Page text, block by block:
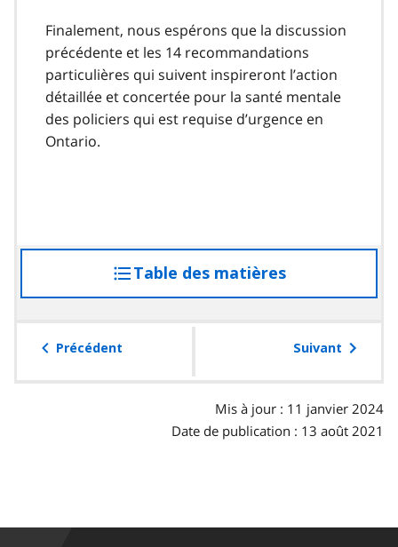
Finalement, nous espérons que la discussion
précédente et les 14 recommandations
particulières qui suivent inspireront l’action
détaillée et concertée pour la santé mentale
des policiers qui est requise d’urgence en
Ontario.
Table des matières
à
table
Précédent Suivant
Mis à jour : 11 janvier 2024
Date de publication : 13 août 2021